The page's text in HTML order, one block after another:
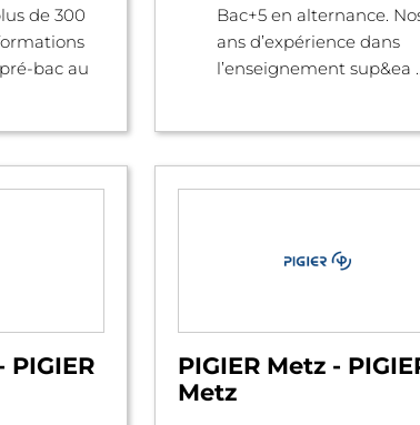
de 300
bac au
Bac+5 en alternance.
ans d’expérience dans
l’enseignement sup&ea
PIGIER
PIGIER Metz -
Metz